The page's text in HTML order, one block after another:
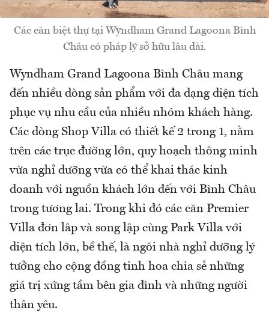
Các căn biệt thự tại Wyndham Grand Lagoona Bình
Châu có pháp lý sở hữu lâu dài.
Wyndham Grand Lagoona Bình Châu mang
đến nhiều dòng sản phẩm với đa dạng diện tích
phục vụ nhu cầu của nhiều nhóm khách hàng.
Các dòng Shop Villa có thiết kế 2 trong 1, nằm
trên các trục đường lớn, quy hoạch thông minh
vừa nghỉ dưỡng vừa có thể khai thác kinh
doanh với nguồn khách lớn đến với Bình Châu
trong tương lai. Trong khi đó các căn Premier
Villa đơn lâp và song lập cùng Park Villa với
diện tích lớn, bề thế, là ngôi nhà nghỉ dưỡng lý
tưởng cho cộng đồng tinh hoa chia sẻ những
giá trị xứng tầm bên gia đình và những người
thân yêu.